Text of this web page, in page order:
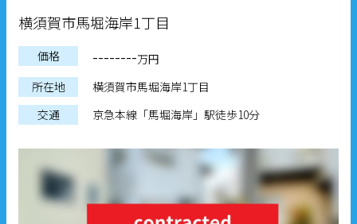
横須賀市馬堀海岸1丁目
価格 --------万円
所在地
横須賀市馬堀海岸1丁目
交通
京急本線「馬堀海岸」駅徒歩10分